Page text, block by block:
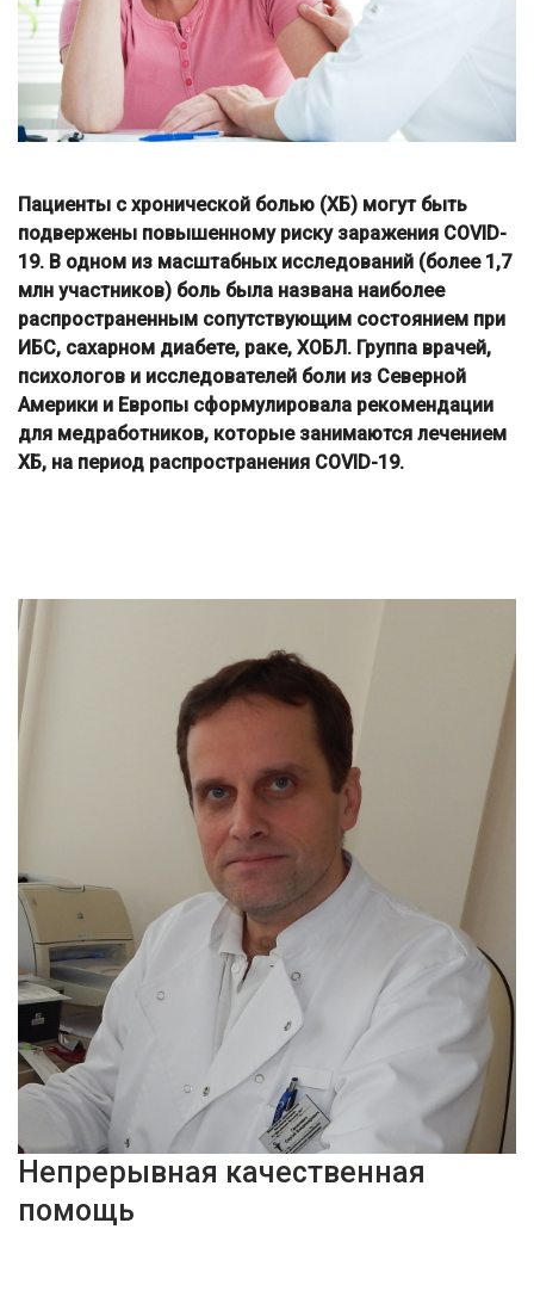
Пациенты с хронической болью (ХБ) могут быть
подвержены повышенному риску заражения COVID-
19. В одном из масштабных исследований (более 1,7
млн участников) боль была названа наиболее
распространенным сопутствующим состоянием при
ИБС, сахарном диабете, раке, ХОБЛ. Группа врачей,
психологов и исследователей боли из Северной
Америки и Европы сформулировала рекомендации
для медработников, которые занимаются лечением
ХБ, на период распространения COVID-19.
Непрерывная качественная
помощь